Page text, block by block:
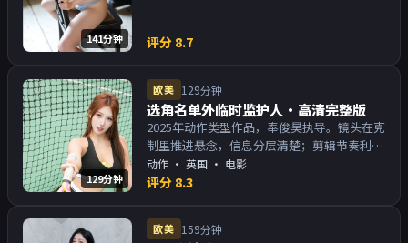
141分钟 评分 8.7
129分钟
欧美 129分钟
选角名单外临时监护人·高清完整版
2025年动作类型作品，奉俊昊执导。镜头在克
制里推进悬念，信息分层清楚；剪辑节奏利
落，观感顺滑。主演以演技派为主，适合喜欢
强叙事与人物关系的观众加入片单。
动作 · 英国 · 电影
评分 8.3
欧美 159分钟